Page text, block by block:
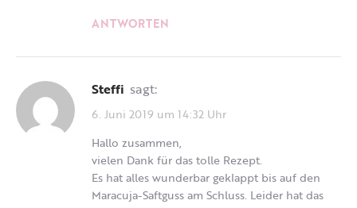
ANTWORTEN
Steffi sagt:
6. Juni 2019 um 14:32 Uhr
Hallo zusammen,
vielen Dank für das tolle Rezept.
Es hat alles wunderbar geklappt bis auf den
Maracuja-Saftguss am Schluss. Leider hat das